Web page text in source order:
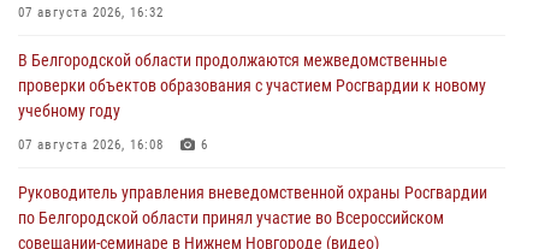
07 августа 2026, 16:32
В Белгородской области продолжаются межведомственные
проверки объектов образования с участием Росгвардии к новому
учебному году
07 августа 2026, 16:08 6
Руководитель управления вневедомственной охраны Росгвардии
по Белгородской области принял участие во Всероссийском
совещании-семинаре в Нижнем Новгороде (видео)